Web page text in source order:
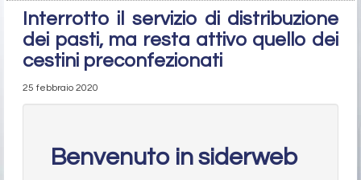
Interrotto il servizio di distribuzione
dei pasti, ma resta attivo quello dei
cestini preconfezionati
25 febbraio 2020
Benvenuto in siderweb